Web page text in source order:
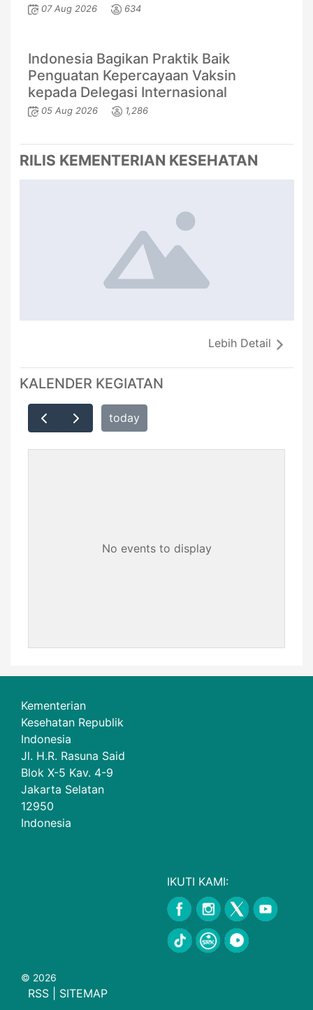
07 Aug 2026 634
Indonesia Bagikan Praktik Baik
Penguatan Kepercayaan Vaksin
kepada Delegasi Internasional
05 Aug 2026 1,286
RILIS KEMENTERIAN KESEHATAN
Lebih Detail
KALENDER KEGIATAN
today
No events to display
Kementerian
Kesehatan Republik
Indonesia
Jl. H.R. Rasuna Said
Blok X-5 Kav. 4-9
Jakarta Selatan
12950
Indonesia
IKUTI KAMI:
© 2026
RSS SITEMAP